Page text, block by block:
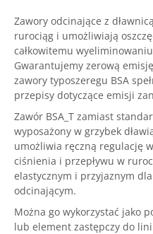
Zawory odcinające z
rurociąg i umożliwiają
całkowitemu
Gwarantujemy zerową
zawory typoszeregu BSA
przepisy dotyczące emisji
Zawór BSA_T zamiast
wyposażony w grzybek
umożliwia ręczną regulację
ciśnienia i przepływu w
elastycznym i przyjaznym
odcinającym.
Można go wykorzystać jako
lub element zastępczy do